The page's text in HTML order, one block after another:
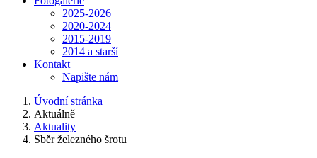
2025-2026
2020-2024
2015-2019
2014 a starší
Kontakt
Napište nám
Úvodní stránka
Aktuálně
Aktuality
Sběr železného šrotu